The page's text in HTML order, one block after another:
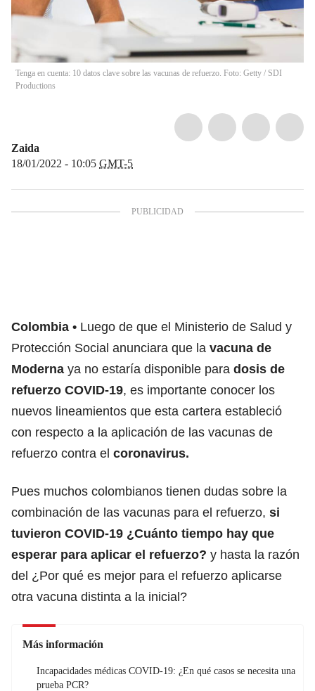
Tenga en cuenta: 10 datos clave sobre las vacunas de refuerzo. Foto: Getty / SDI
Productions
Zaida
18/01/2022 - 10:05 GMT-5
Colombia
Luego de que el Ministerio de Salud y
Protección Social anunciara que la vacuna de
Moderna ya no estaría disponible para dosis de
refuerzo COVID-19, es importante conocer los
nuevos lineamientos que esta cartera estableció
con respecto a la aplicación de las vacunas de
refuerzo contra el coronavirus.
Pues muchos colombianos tienen dudas sobre la
combinación de las vacunas para el refuerzo, si
tuvieron COVID-19 ¿Cuánto tiempo hay que
esperar para aplicar el refuerzo? y hasta la razón
del ¿Por qué es mejor para el refuerzo aplicarse
otra vacuna distinta a la inicial?
Más información
Incapacidades médicas COVID-19: ¿En qué casos se necesita una
prueba PCR?